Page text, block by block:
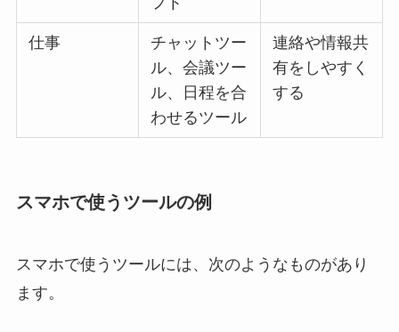
仕事
チャットツー
ル、会議ツー
ル、日程を合
わせるツール
連絡や情報共
有をしやすく
する
スマホで使うツールの例
スマホで使うツールには、次のようなものがあり
ます。